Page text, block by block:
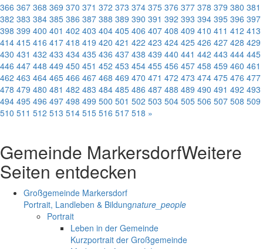
366 367 368 369 370 371 372 373 374 375 376 377 378 379 380 381
382 383 384 385 386 387 388 389 390 391 392 393 394 395 396 397
398 399 400 401 402 403 404 405 406 407 408 409 410 411 412 413
414 415 416 417 418 419 420 421 422 423 424 425 426 427 428 429
430 431 432 433 434 435 436 437 438 439 440 441 442 443 444 445
446 447 448 449 450 451 452 453 454 455 456 457 458 459 460 461
462 463 464 465 466 467 468 469 470 471 472 473 474 475 476 477
478 479 480 481 482 483 484 485 486 487 488 489 490 491 492 493
494 495 496 497 498 499 500 501 502 503 504 505 506 507 508 509
510 511 512 513 514 515 516 517 518 »
Gemeinde MarkersdorfWeitere
Seiten entdecken
Großgemeinde Markersdorf
Portrait, Landleben & Bildungnature_people
Portrait
Leben in der Gemeinde
Kurzportrait der Großgemeinde